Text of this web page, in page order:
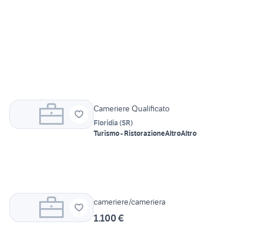
Cameriere Qualificato
Floridia (SR)
Turismo - RistorazioneAltroAltro
cameriere/cameriera
1.100 €